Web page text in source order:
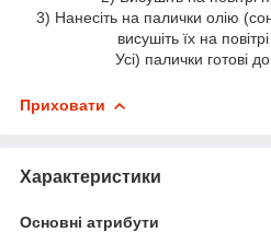
3) Нанесіть на палички олію
висушіть їх на
Усі) палички готові
Приховати
Характеристики
Основні атрибути